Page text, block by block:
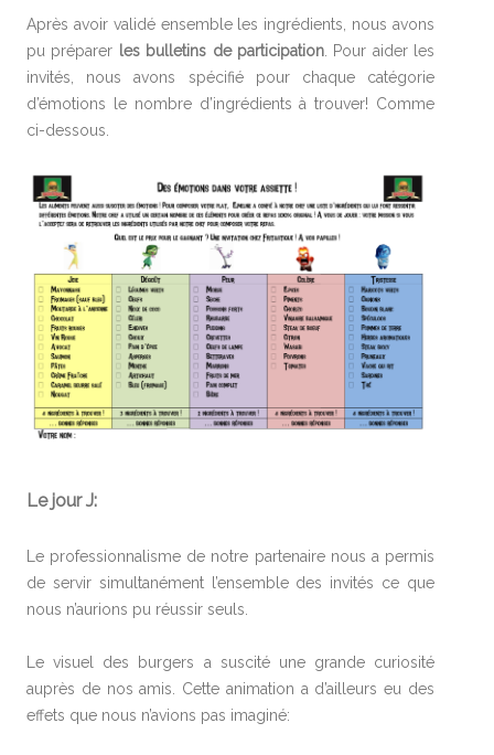
Après avoir validé ensemble les ingrédients, nous avons
pu préparer les bulletins de participation. Pour aider les
invités, nous avons spécifié pour chaque catégorie
d’émotions le nombre d’ingrédients à trouver! Comme
ci-dessous.
Le jour J:
Le professionnalisme de notre partenaire nous a permis
de servir simultanément l’ensemble des invités ce que
nous n’aurions pu réussir seuls.
Le visuel des burgers a suscité une grande curiosité
auprès de nos amis. Cette animation a d’ailleurs eu des
effets que nous n’avions pas imaginé: